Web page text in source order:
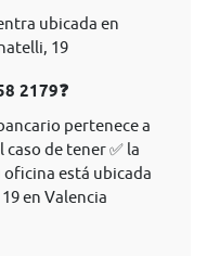
ubicada en
19
2179❓
pertenece a
caso de tener ✅ la
oficina está ubicada
en Valencia